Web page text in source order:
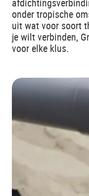
onder tropische
uit wat voor soort
je wilt verbinden,
voor elke klus.